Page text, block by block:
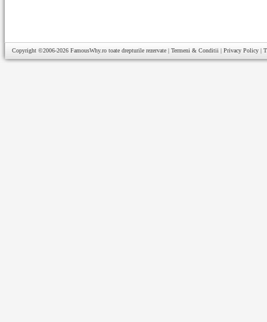
Copyright ©2006-2026 FamousWhy.ro toate drepturile rezervate | Termeni & Conditii | Privacy Policy |